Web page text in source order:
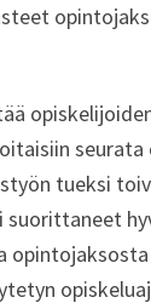
tueksi